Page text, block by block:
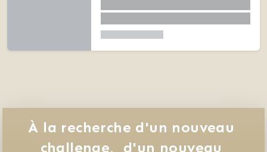
À la recherche d'un nouveau
challenge,
d'un nouveau